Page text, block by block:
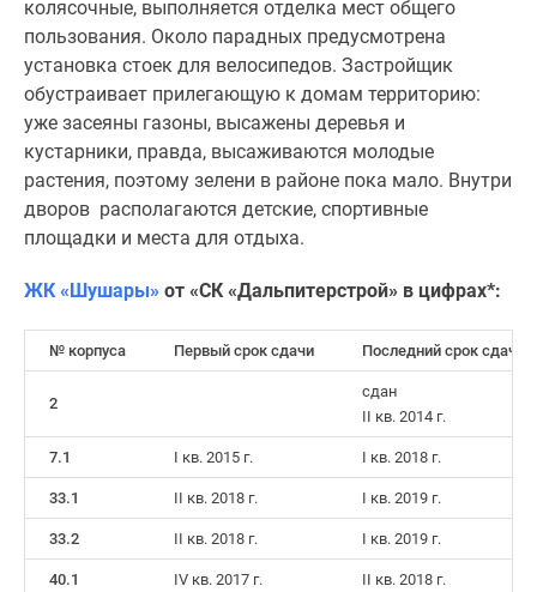
Новостройки
бизнес-
класса
Дома
коттеджи
Коттеджные
поселки
Санкт-
Коттеджные
поселки
Ленинградской
Готовые
коттеджные
поселки
Строящиеся
колясочные, выполняется отделка мест общего
пользования. Около парадных предусмотрена
установка стоек для велосипедов. Застройщик
обустраивает прилегающую к домам территорию:
уже засеяны газоны, высажены деревья и
кустарники, правда, высаживаются молодые
растения, поэтому зелени в районе пока мало. Внутри
дворов располагаются детские, спортивные
площадки и места для отдыха.
ЖК «Шушары» от «СК «Дальпитерстрой» в цифрах*:
№ корпуса Первый срок сдачи Последний срок сдачи
2
сдан
II кв. 2014 г.
7.1 I кв. 2015 г. I кв. 2018 г.
33.1 II кв. 2018 г. I кв. 2019 г.
33.2 II кв. 2018 г. I кв. 2019 г.
40.1 IV кв. 2017 г. II кв. 2018 г.